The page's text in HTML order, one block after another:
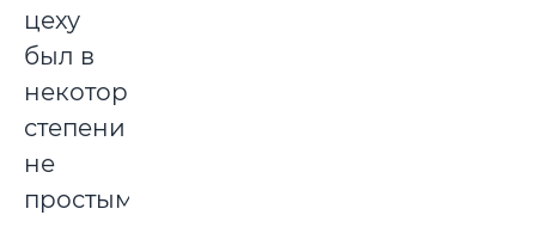
цеху
был в
некоторой
степени
не
простым.